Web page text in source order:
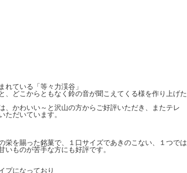
れている「等々力渓谷」
、どこからともなく鈴の音が聞こえてくる様を作り上げた
、かわいい～と沢山の方からご好評いただき、またテレ
ただいています。
栄を賜った銘菓で、１口サイズであきのこない、１つでは
ものが苦手な方にも好評です。
プになっており